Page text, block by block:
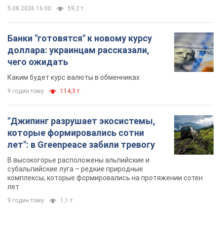
5.08.2026 16:00 59,2 т.
Банки "готовятся" к новому курсу
доллара: украинцам рассказали,
чего ожидать
Каким будет курс валюты в обменниках
9 годин тому 114,3 т.
"Джипинг разрушает экосистемы,
которые формировались сотни
лет": в Greenpeace забили тревогу
В высокогорье расположены альпийские и
субальпийские луга – редкие природные
комплексы, которые формировались на протяжении сотен
лет
9 годин тому 1,1 т.